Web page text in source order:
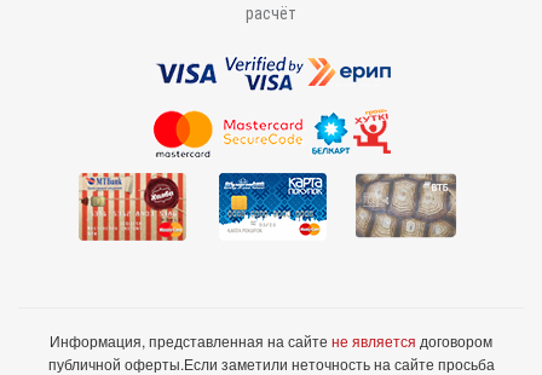
расчёт
Информация, представленная на сайте не является договором
публичной оферты.Если заметили неточность на сайте просьба